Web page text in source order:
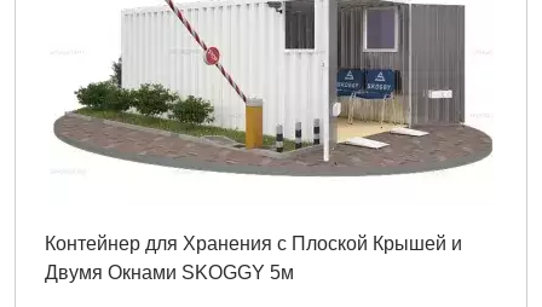
Контейнер для Хранения с Плоской Крышей и
Двумя Окнами SKOGGY 5м